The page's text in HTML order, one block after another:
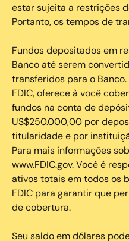
estar sujeita a restrições
Portanto, os tempos de
Fundos depositados em
Banco até serem
transferidos para o
FDIC, oferece à você
fundos na conta de
US$250.000,00 por
titularidade e por
Para mais informações
www.FDIC.gov. Você é
ativos totais em todos os
FDIC para garantir que
de cobertura.
Seu saldo em dólares